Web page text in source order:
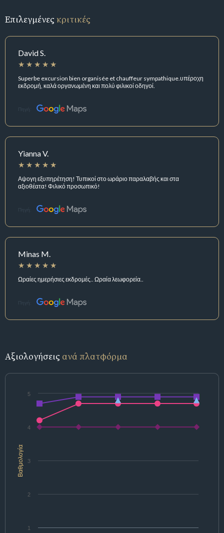
Επιλεγμένεςκριτικές
David S.
Superbe excursion bien organisée et chauffeur sympathique.υπέροχη
εκδρομή, καλά οργανωμένη και πολύ φιλικοί οδηγοί.
Πηγή:
Yianna V.
Αψογη εξυπηρέτηση! Τυπικοί στο ωράριο παραλαβής και στα
αξιοθέατα! Φιλικό προσωπικό!
Πηγή:
Minas M.
Ωραίες ημερήσιες εκδρομές.. Ωραία λεωφορεία..
Πηγή:
Αξιολογήσεις ανά πλατφόρμα
Βαθμολογία
1
2
3
4
5